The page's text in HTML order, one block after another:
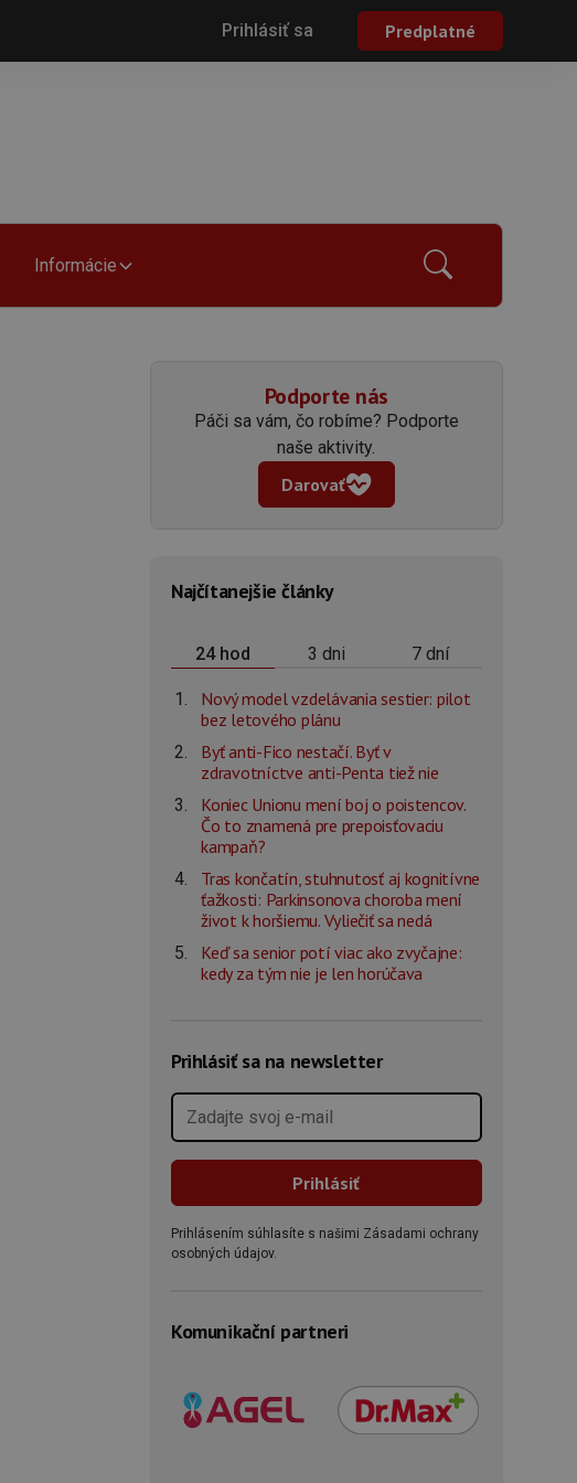
Prihlásiť sa Predplatné
Informácie
Podporte nás
Páči sa vám, čo robíme? Podporte
naše aktivity.
Darovať
Najčítanejšie články
24 hod 3 dni 7 dní
Nový model vzdelávania sestier: pilot
bez letového plánu
Byť anti-Fico nestačí. Byť v
zdravotníctve anti-Penta tiež nie
Koniec Unionu mení boj o poistencov.
Čo to znamená pre prepoisťovaciu
kampaň?
Tras končatín, stuhnutosť aj kognitívne
ťažkosti: Parkinsonova choroba mení
život k horšiemu. Vyliečiť sa nedá
Keď sa senior potí viac ako zvyčajne:
kedy za tým nie je len horúčava
Prihlásiť sa na newsletter
Prihlásením súhlasíte s našimi Zásadami ochrany
osobných údajov.
Komunikační partneri